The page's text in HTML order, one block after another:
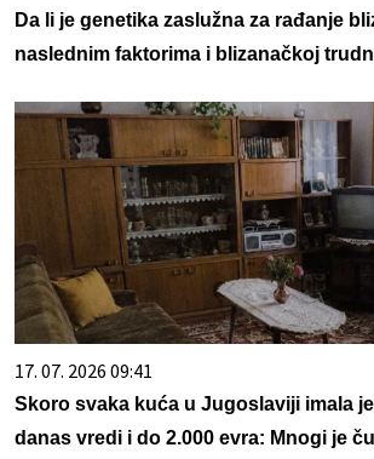
Da li je genetika zaslužna za rađanje
naslednim faktorima i blizanačkoj
17. 07. 2026 09:41
Skoro svaka kuća u Jugoslaviji imala
danas vredi i do 2.000 evra: Mnogi je